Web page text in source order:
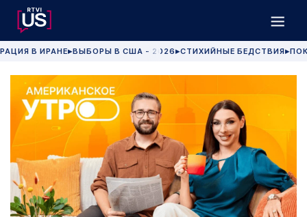
В ИРАНЕ▶ВЫБОРЫ В США - 2026 ▶СТИХИЙНЫЕ БЕДСТВИЯ▶